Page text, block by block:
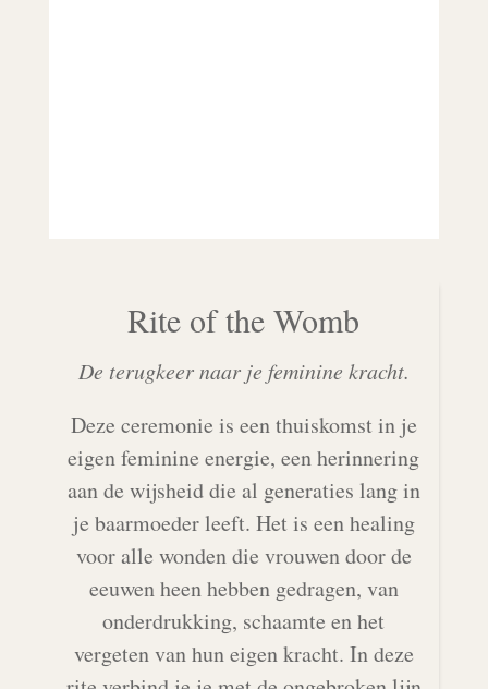
Rite of the Womb
De terugkeer naar je feminine kracht.
Deze ceremonie is een thuiskomst in je
eigen feminine energie, een herinnering
aan de wijsheid die al generaties lang in
je baarmoeder leeft. Het is een healing
voor alle wonden die vrouwen door de
eeuwen heen hebben gedragen, van
onderdrukking, schaamte en het
vergeten van hun eigen kracht. In deze